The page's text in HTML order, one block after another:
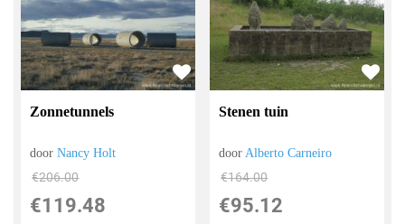
Zonnetunnels
doorNancy Holt
€206.00
€119.48
Stenen tuin
doorAlberto Carneiro
€164.00
€95.12